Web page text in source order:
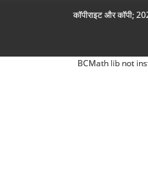
कॉपीराइट और कॉपी;
BCMath lib not